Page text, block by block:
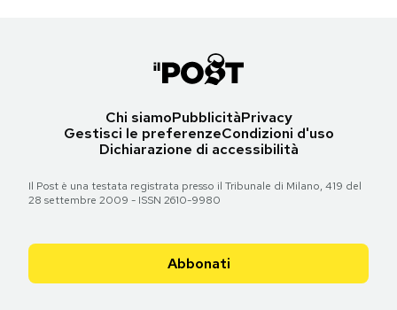
Chi siamoPubblicitàPrivacy
Gestisci le preferenzeCondizioni d'uso
Dichiarazione di accessibilità
Il Post è una testata registrata presso il Tribunale di Milano, 419 del
28 settembre 2009 - ISSN 2610-9980
Abbonati